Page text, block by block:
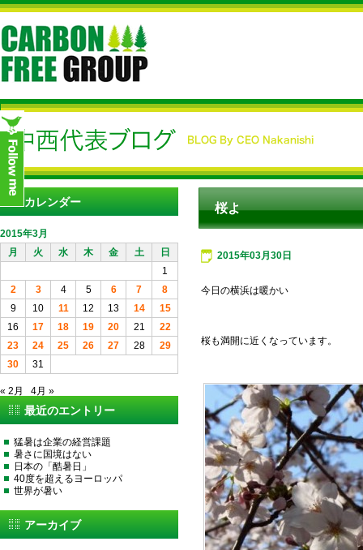
桜よ
2015年03月30日
今日の横浜は暖かい
桜も満開に近くなっています。
カレンダー
2015年3月
月
火 水 木 金 土
日
1
2
3 4 5 6 7
8
9
10 11 12 13 14
15
16
17 18 19 20 21
22
23
24 25 26 27 28
29
30
31
« 2月 4月 »
最近のエントリー
猛暑は企業の経営課題
暑さに国境はない
日本の「酷暑日」
40度を超えるヨーロッパ
世界が暑い
アーカイブ